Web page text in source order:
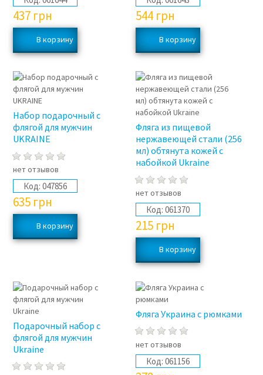
437 грн 544 грн
Набор подарочный с
флягой для мужчин
UKRAINE
нет отзывов
Код: 047856
635 грн
Фляга из пищевой
нержавеющей стали (256
мл) обтянута кожей с
набойкой Ukraine
нет отзывов
Код: 061370
215 грн
Подарочный набор с
флягой для мужчин
Ukraine
Фляга Украина с рюмками
нет отзывов
Код: 061156